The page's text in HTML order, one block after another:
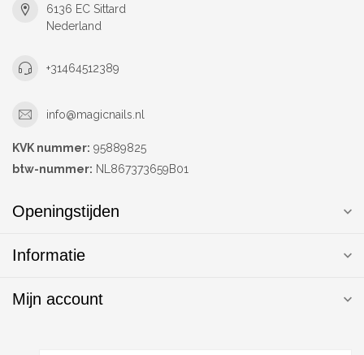
6136 EC Sittard
Nederland
+31464512389
info@magicnails.nl
KVK nummer: 95889825
btw-nummer: NL867373659B01
Openingstijden
Informatie
Mijn account